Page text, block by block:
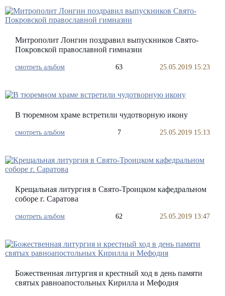
Митрополит Лонгин поздравил выпускников Свято-
Покровской православной гимназии
смотреть альбом 63 25.05.2019 15:23
В тюремном храме встретили чудотворную икону
смотреть альбом 7 25.05.2019 15:13
Крещальная литургия в Свято-Троицком кафедральном
соборе г. Саратова
смотреть альбом 62 25.05.2019 13:47
Божественная литургия и крестный ход в день памяти
святых равноапостольных Кирилла и Мефодия